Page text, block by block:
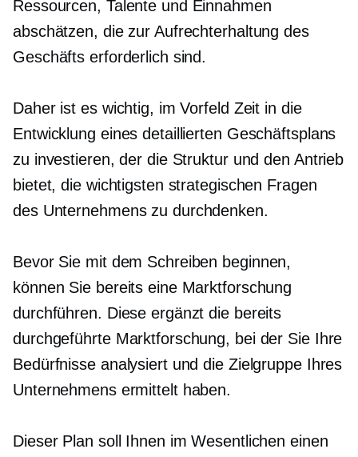
Ressourcen, Talente und Einnahmen
abschätzen, die zur Aufrechterhaltung des
Geschäfts erforderlich sind.
Daher ist es wichtig, im Vorfeld Zeit in die
Entwicklung eines detaillierten Geschäftsplans
zu investieren, der die Struktur und den Antrieb
bietet, die wichtigsten strategischen Fragen
des Unternehmens zu durchdenken.
Bevor Sie mit dem Schreiben beginnen,
können Sie bereits eine Marktforschung
durchführen. Diese ergänzt die bereits
durchgeführte Marktforschung, bei der Sie Ihre
Bedürfnisse analysiert und die Zielgruppe Ihres
Unternehmens ermittelt haben.
Dieser Plan soll Ihnen im Wesentlichen einen